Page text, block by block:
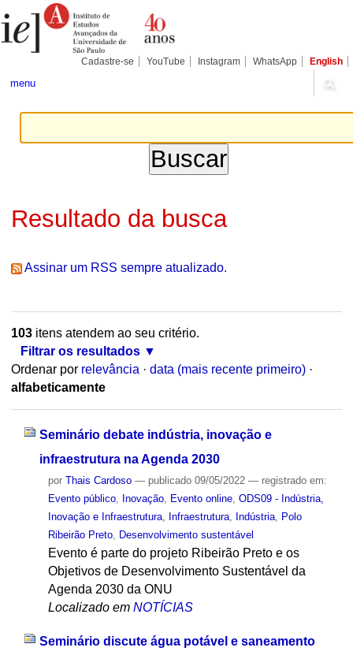
para
conteúdo.
Pessoais
Cadastre-se YouTube Instagram WhatsApp English
menu
Resultado da busca
Assinar um RSS sempre atualizado.
103itens atendem ao seu critério.
Filtrar os resultados
Ordenar por relevância · data (mais recente primeiro) ·
alfabeticamente
Seminário debate indústria, inovação e
infraestrutura na Agenda 2030
por Thais Cardoso — publicado09/05/2022 — registrado em:
Evento público, Inovação, Evento online, ODS09 - Indústria,
Inovação e Infraestrutura, Infraestrutura, Indústria,
Polo
Ribeirão Preto, Desenvolvimento sustentável
Evento é parte do projeto Ribeirão Preto e os
Objetivos de Desenvolvimento Sustentável da
Agenda 2030 da ONU
Localizado em NOTÍCIAS
Seminário discute água potável e saneamento